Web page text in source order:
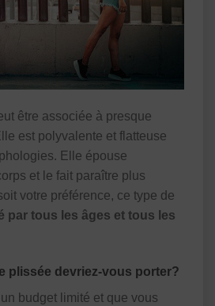
être associée à presque
est polyvalente et flatteuse
Elle épouse
et le fait paraître plus
votre préférence, ce type de
par tous les âges et tous les
plissée devriez-vous porter?
budget limité et que vous